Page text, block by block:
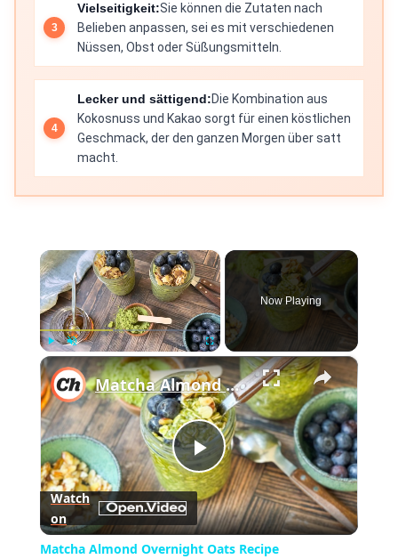
Vielseitigkeit:Sie können die Zutaten nach
Belieben anpassen, sei es mit verschiedenen
Nüssen, Obst oder Süßungsmitteln.
Lecker und sättigend:Die Kombination aus
Kokosnuss und Kakao sorgt für einen köstlichen
Geschmack, der den ganzen Morgen über satt
macht.
×
Play Unmute
Now Playing
×
Play
Video
Matcha Almond Overnight Oats Recipe
Watch
on
Matcha Almond Overnight Oats Recipe